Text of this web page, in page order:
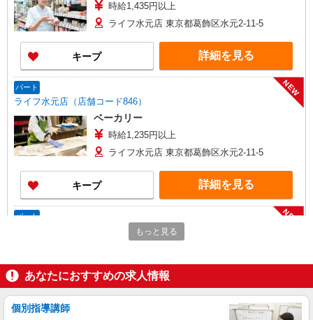
時給1,435円以上
ライフ水元店 東京都葛飾区水元2-11-5
キープ 詳細を見る
パート
ライフ水元店（店舗コード846）
NEW
ベーカリー
時給1,235円以上
ライフ水元店 東京都葛飾区水元2-11-5
キープ 詳細を見る
パート
ライフ葛飾鎌倉店（店舗コード808）
NEW
時給1,235円以上
ライフ葛飾鎌倉店 東京都葛飾区鎌倉1-14-7
詳細を見る
もっと見る
あなたにおすすめの求人情報
個別指導講師